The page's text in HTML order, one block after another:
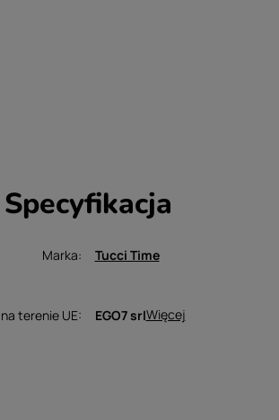
Specyfikacja
Marka Tucci Time
terenie UE EGO7 srlWięcej